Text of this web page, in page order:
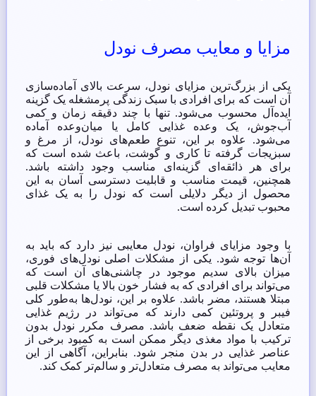
مزایا و معایب مصرف نودل
یکی از بزرگ‌ترین مزایای نودل، سرعت بالای آماده‌سازی
آن است که برای افرادی با سبک زندگی پرمشغله یک گزینه
ایده‌آل محسوب می‌شود. تنها با چند دقیقه زمان و کمی
آب‌جوش، یک وعده غذایی کامل یا میان‌وعده آماده
می‌شود. علاوه بر این، تنوع طعم‌های نودل، از مرغ و
سبزیجات گرفته تا کاری و گوشت، باعث شده است که
برای هر ذائقه‌ای گزینه‌ای مناسب وجود داشته باشد.
همچنین، قیمت مناسب و قابلیت دسترسی آسان به این
محصول از دیگر دلایلی است که نودل را به یک غذای
محبوب تبدیل کرده است.
با وجود مزایای فراوان، نودل معایبی نیز دارد که باید به
آن‌ها توجه شود. یکی از مشکلات اصلی نودل‌های فوری،
میزان بالای سدیم موجود در چاشنی‌های آن است که
می‌تواند برای افرادی که به فشار خون بالا یا مشکلات قلبی
مبتلا هستند، مضر باشد. علاوه بر این، نودل‌ها به‌طور کلی
فیبر و پروتئین کمی دارند که می‌تواند در رژیم غذایی
متعادل یک نقطه ضعف باشد. مصرف مکرر نودل بدون
ترکیب با مواد مغذی دیگر ممکن است به کمبود برخی از
عناصر غذایی در بدن منجر شود. بنابراین، آگاهی از این
معایب می‌تواند به مصرف متعادل‌تر و سالم‌تر کمک کند.